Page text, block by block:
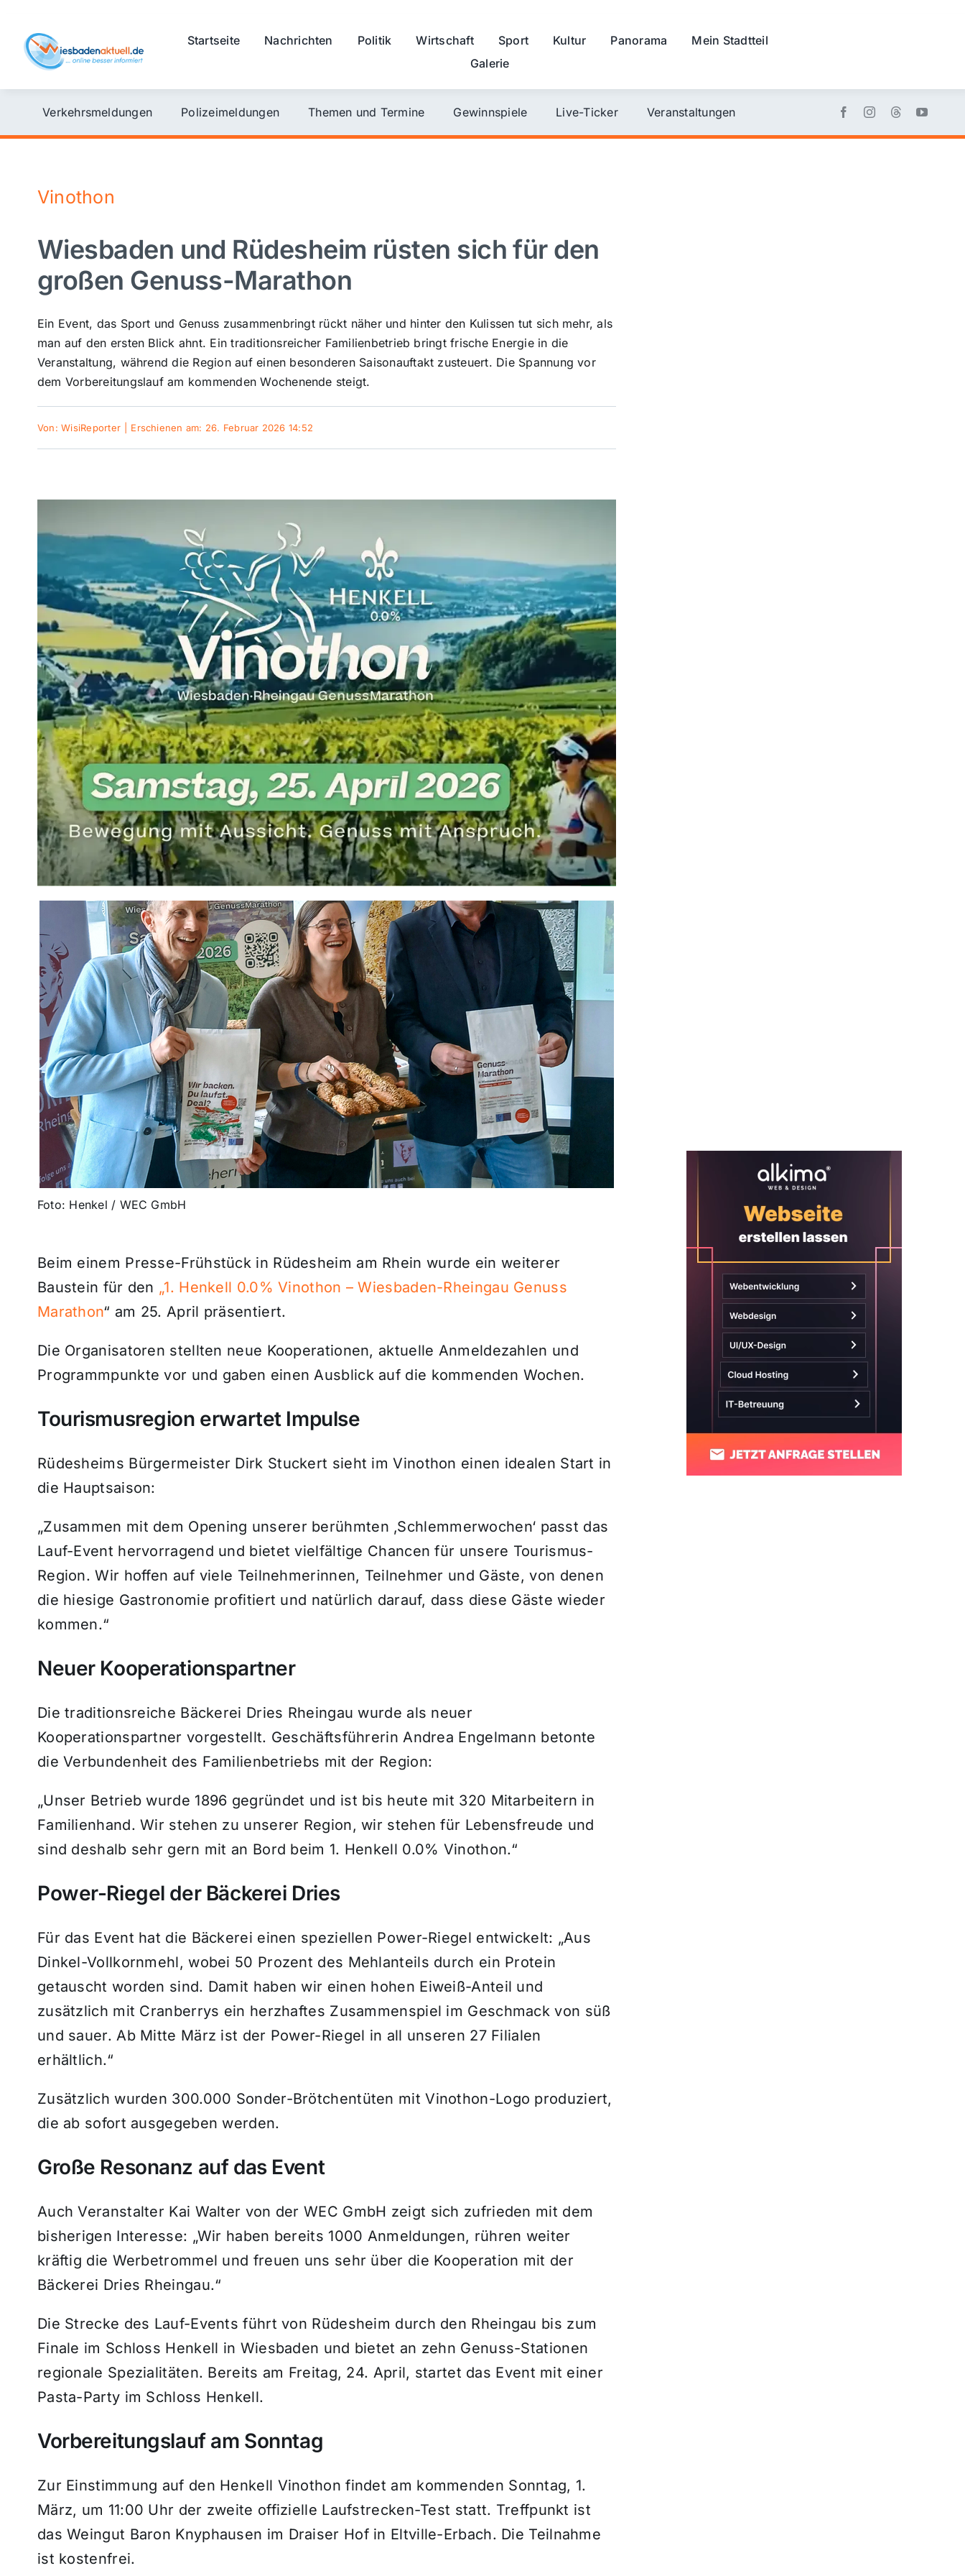
content
Startseite Nachrichten Politik Wirtschaft Sport Kultur Panorama
Mein Stadtteil
Galerie
Verkehrsmeldungen Polizeimeldungen Themen und Termine Gewinnspiele Live-Ticker Veranstaltungen
Vinothon
Wiesbaden und Rüdesheim rüsten sich für den
großen Genuss-Marathon
Ein Event, das Sport und Genuss zusammenbringt rückt näher und hinter den Kulissen tut sich mehr, als
man auf den ersten Blick ahnt. Ein traditionsreicher Familienbetrieb bringt frische Energie in die
Veranstaltung, während die Region auf einen besonderen Saisonauftakt zusteuert. Die Spannung vor
dem Vorbereitungslauf am kommenden Wochenende steigt.
Von:WisiReporter Erschienen am: 26. Februar 2026 14:52
Foto: Henkel / WEC GmbH
Beim einem Presse-Frühstück in Rüdesheim am Rhein wurde ein weiterer
Baustein für den „1. Henkell 0.0% Vinothon – Wiesbaden-Rheingau Genuss
Marathon“ am 25. April präsentiert.
Die Organisatoren stellten neue Kooperationen, aktuelle Anmeldezahlen und
Programmpunkte vor und gaben einen Ausblick auf die kommenden Wochen.
Tourismusregion erwartet Impulse
Rüdesheims Bürgermeister Dirk Stuckert sieht im Vinothon einen idealen Start in
die Hauptsaison:
„Zusammen mit dem Opening unserer berühmten ‚Schlemmerwochen‘ passt das
Lauf-Event hervorragend und bietet vielfältige Chancen für unsere Tourismus-
Region. Wir hoffen auf viele Teilnehmerinnen, Teilnehmer und Gäste, von denen
die hiesige Gastronomie profitiert und natürlich darauf, dass diese Gäste wieder
kommen.“
Neuer Kooperationspartner
Die traditionsreiche Bäckerei Dries Rheingau wurde als neuer
Kooperationspartner vorgestellt. Geschäftsführerin Andrea Engelmann betonte
die Verbundenheit des Familienbetriebs mit der Region:
„Unser Betrieb wurde 1896 gegründet und ist bis heute mit 320 Mitarbeitern in
Familienhand. Wir stehen zu unserer Region, wir stehen für Lebensfreude und
sind deshalb sehr gern mit an Bord beim 1. Henkell 0.0% Vinothon.“
Power-Riegel der Bäckerei Dries
Für das Event hat die Bäckerei einen speziellen Power-Riegel entwickelt: „Aus
Dinkel-Vollkornmehl, wobei 50 Prozent des Mehlanteils durch ein Protein
getauscht worden sind. Damit haben wir einen hohen Eiweiß-Anteil und
zusätzlich mit Cranberrys ein herzhaftes Zusammenspiel im Geschmack von süß
und sauer. Ab Mitte März ist der Power-Riegel in all unseren 27 Filialen
erhältlich.“
Zusätzlich wurden 300.000 Sonder-Brötchentüten mit Vinothon-Logo produziert,
die ab sofort ausgegeben werden.
Große Resonanz auf das Event
Auch Veranstalter Kai Walter von der WEC GmbH zeigt sich zufrieden mit dem
bisherigen Interesse: „Wir haben bereits 1000 Anmeldungen, rühren weiter
kräftig die Werbetrommel und freuen uns sehr über die Kooperation mit der
Bäckerei Dries Rheingau.“
Die Strecke des Lauf-Events führt von Rüdesheim durch den Rheingau bis zum
Finale im Schloss Henkell in Wiesbaden und bietet an zehn Genuss-Stationen
regionale Spezialitäten. Bereits am Freitag, 24. April, startet das Event mit einer
Pasta-Party im Schloss Henkell.
Vorbereitungslauf am Sonntag
Zur Einstimmung auf den Henkell Vinothon findet am kommenden Sonntag, 1.
März, um 11:00 Uhr der zweite offizielle Laufstrecken-Test statt. Treffpunkt ist
das Weingut Baron Knyphausen im Draiser Hof in Eltville-Erbach. Die Teilnahme
ist kostenfrei.